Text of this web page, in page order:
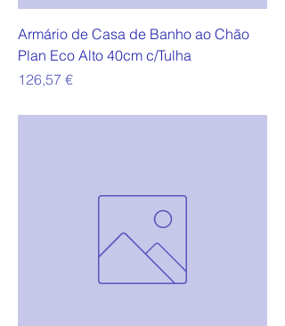
Armário de Casa de Banho ao Chão
Plan Eco Alto 40cm c/Tulha
Preço
126,57 €